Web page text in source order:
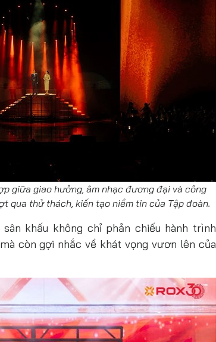
giữa giao hưởng, âm nhạc đương đại và công
qua thử thách, kiến tạo niềm tin của Tập đoàn.
khấu không chỉ phản chiếu hành trình
còn gợi nhắc về khát vọng vươn lên của